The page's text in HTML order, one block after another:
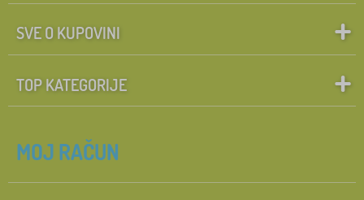
Spiderman
3
Cars
2
više >
FILTRIRAJ
SVE O KUPOVINI
TOP KATEGORIJE
MOJ RAČUN